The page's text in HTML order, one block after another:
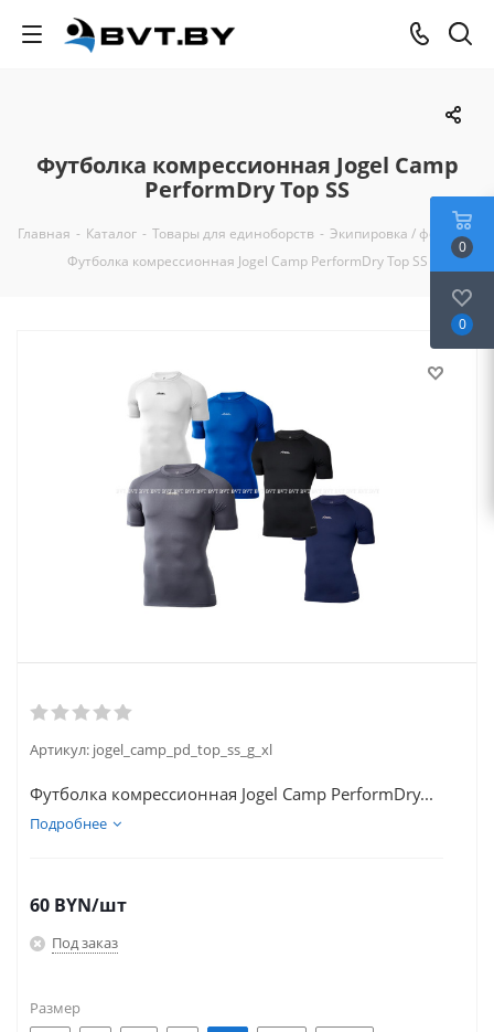
Футболка комрессионная Jogel Camp
PerformDry Top SS
Главная - Каталог - Товары для единоборств - Экипировка / форма -
Футболка комрессионная Jogel Camp PerformDry Top SS
Артикул: jogel_camp_pd_top_ss_g_xl
Футболка комрессионная Jogel Camp PerformDry...
Подробнее
60 BYN/шт
Под заказ
Размер
0
0